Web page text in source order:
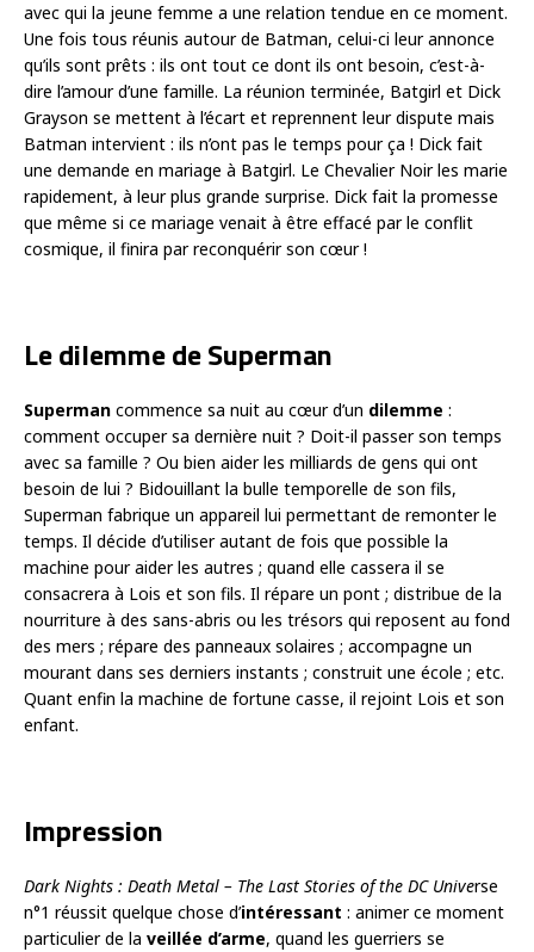
avec qui la jeune femme a une relation tendue en ce moment.
Une fois tous réunis autour de Batman, celui-ci leur annonce
qu’ils sont prêts : ils ont tout ce dont ils ont besoin, c’est-à-
dire l’amour d’une famille. La réunion terminée, Batgirl et Dick
Grayson se mettent à l’écart et reprennent leur dispute mais
Batman intervient : ils n’ont pas le temps pour ça ! Dick fait
une demande en mariage à Batgirl. Le Chevalier Noir les marie
rapidement, à leur plus grande surprise. Dick fait la promesse
que même si ce mariage venait à être effacé par le conflit
cosmique, il finira par reconquérir son cœur !
Le dilemme de Superman
Superman commence sa nuit au cœur d’un dilemme :
comment occuper sa dernière nuit ? Doit-il passer son temps
avec sa famille ? Ou bien aider les milliards de gens qui ont
besoin de lui ? Bidouillant la bulle temporelle de son fils,
Superman fabrique un appareil lui permettant de remonter le
temps. Il décide d’utiliser autant de fois que possible la
machine pour aider les autres ; quand elle cassera il se
consacrera à Lois et son fils. Il répare un pont ; distribue de la
nourriture à des sans-abris ou les trésors qui reposent au fond
des mers ; répare des panneaux solaires ; accompagne un
mourant dans ses derniers instants ; construit une école ; etc.
Quant enfin la machine de fortune casse, il rejoint Lois et son
enfant.
Impression
Dark Nights : Death Metal – The Last Stories of the DC Universe
n°1 réussit quelque chose d’intéressant : animer ce moment
particulier de la veillée d’arme, quand les guerriers se